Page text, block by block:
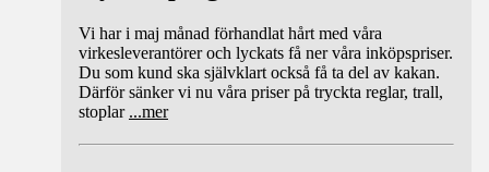
Vi har i maj månad förhandlat hårt med våra
virkesleverantörer och lyckats få ner våra inköpspriser.
Du som kund ska självklart också få ta del av kakan.
Därför sänker vi nu våra priser på tryckta reglar, trall,
stoplar ...mer